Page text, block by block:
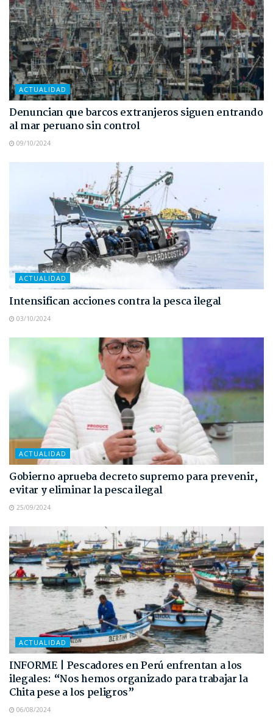
ACTUALIDAD
Denuncian que barcos extranjeros siguen entrando
al mar peruano sin control
09/10/2024
ACTUALIDAD
Intensifican acciones contra la pesca ilegal
03/10/2024
ACTUALIDAD
Gobierno aprueba decreto supremo para prevenir,
evitar y eliminar la pesca ilegal
25/09/2024
ACTUALIDAD
INFORME | Pescadores en Perú enfrentan a los
ilegales: “Nos hemos organizado para trabajar la
Chita pese a los peligros”
06/08/2024